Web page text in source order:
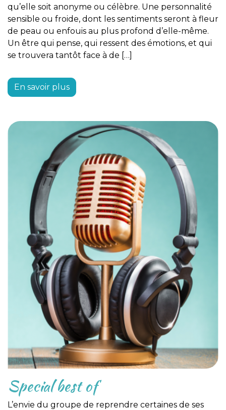
qu’elle soit anonyme ou célèbre. Une personnalité
sensible ou froide, dont les sentiments seront à fleur
de peau ou enfouis au plus profond d’elle-même.
Un être qui pense, qui ressent des émotions, et qui
se trouvera tantôt face à de […]
En savoir plus
Special best of
L’envie du groupe de reprendre certaines de ses